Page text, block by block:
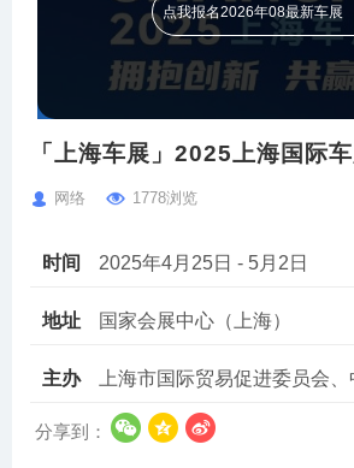
点我报名2026年08最新车展
「上海车展」2025上海国际
网络 1778浏览
时间 2025年4月25日 - 5月2日
地址 国家会展中心（上海）
主办 上海市国际贸易促进委员会
分享到：